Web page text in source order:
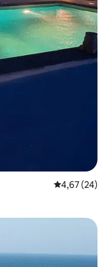
Évaluation
4,67 (24)